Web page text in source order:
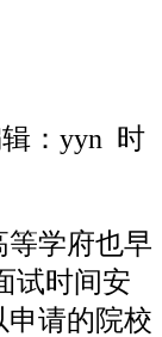
：yyn 时
等学府也早
试时间安
申请的院校